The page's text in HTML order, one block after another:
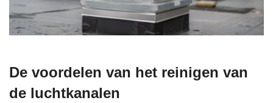
De voordelen van het reinigen van
de luchtkanalen